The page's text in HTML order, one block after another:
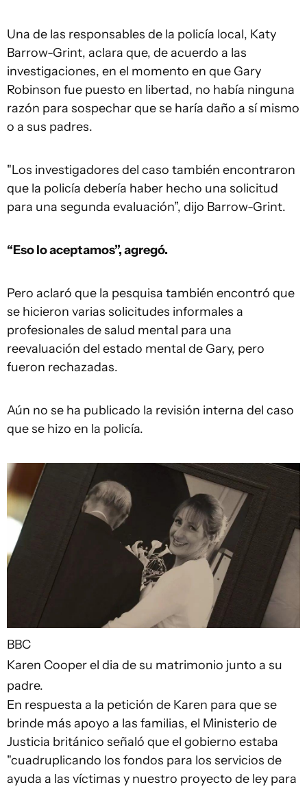
Una de las responsables de la policía local, Katy
Barrow-Grint, aclara que, de acuerdo a las
investigaciones, en el momento en que Gary
Robinson fue puesto en libertad, no había ninguna
razón para sospechar que se haría daño a sí mismo
o a sus padres.
"Los investigadores del caso también encontraron
que la policía debería haber hecho una solicitud
para una segunda evaluación”, dijo Barrow-Grint.
“Eso lo aceptamos”, agregó.
Pero aclaró que la pesquisa también encontró que
se hicieron varias solicitudes informales a
profesionales de salud mental para una
reevaluación del estado mental de Gary, pero
fueron rechazadas.
Aún no se ha publicado la revisión interna del caso
que se hizo en la policía.
BBC
Karen Cooper el dia de su matrimonio junto a su
padre.
En respuesta a la petición de Karen para que se
brinde más apoyo a las familias, el Ministerio de
Justicia británico señaló que el gobierno estaba
"cuadruplicando los fondos para los servicios de
ayuda a las víctimas y nuestro proyecto de ley para